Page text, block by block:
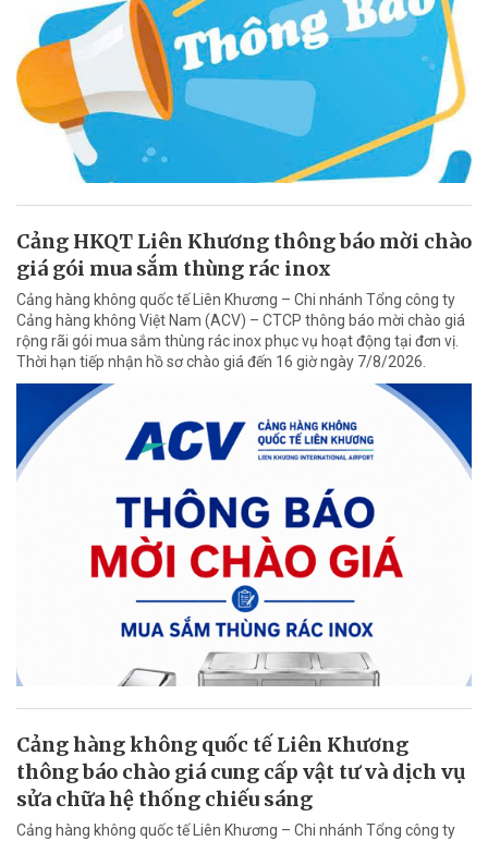
Cảng HKQT Liên Khương thông báo mời chào
giá gói mua sắm thùng rác inox
Cảng hàng không quốc tế Liên Khương – Chi nhánh Tổng công ty
Cảng hàng không Việt Nam (ACV) – CTCP thông báo mời chào giá
rộng rãi gói mua sắm thùng rác inox phục vụ hoạt động tại đơn vị.
Thời hạn tiếp nhận hồ sơ chào giá đến 16 giờ ngày 7/8/2026.
Cảng hàng không quốc tế Liên Khương
thông báo chào giá cung cấp vật tư và dịch vụ
sửa chữa hệ thống chiếu sáng
Cảng hàng không quốc tế Liên Khương – Chi nhánh Tổng công ty